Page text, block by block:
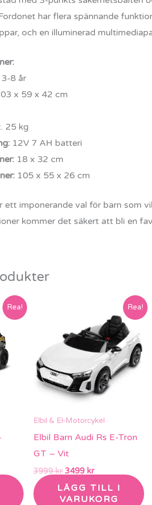
har flera spännande
och en illuminerad
3-8 år
x 59 x 42 cm
25 kg
12V 7 AH batteri
18 x 32 cm
105 x 55 x 26 cm
ett imponerande val för barn som
kommer det säkert att bli en
Rea! Rea!
Elbil & El-Motorcykel
Elbil Barn Audi Rs E-Tron
GT – Vit
3999kr
ursprungliga
var:
3999 kr.
3499 kr
nuvarande
priset
är:
3499 kr.
LÄGG TILL I
VARUKORG